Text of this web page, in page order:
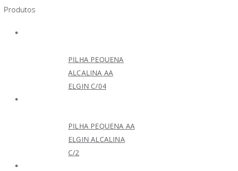
Produtos
PILHA PEQUENA
ALCALINA AA
ELGIN C/04
PILHA PEQUENA AA
ELGIN ALCALINA
C/2